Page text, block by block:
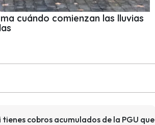
cuándo comienzan las lluvias
cobros acumulados de la PGU que